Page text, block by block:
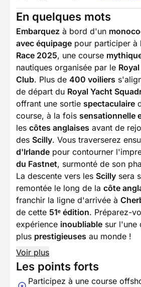
En quelques mots
Embarquez à bord d'un
avec équipage pour participer à
Race 2025, une course
nautiques organisée par le
Club. Plus de 400 voiliers
de départ du Royal Yacht
offrant une sortie spectaculaire
course, à la fois sensationnelle
les côtes anglaises avant de
des Scilly. Vous traverserez
d'Irlande pour contourner
du Fastnet, surmonté de son
La descente vers les Scilly sera
remontée le long de la côte
franchir la ligne d'arrivée à
de cette 51ᵉ édition. Préparez-
expérience inoubliable sur l'une
plus prestigieuses au monde !
Voir plus
Les points forts
Participez à une course